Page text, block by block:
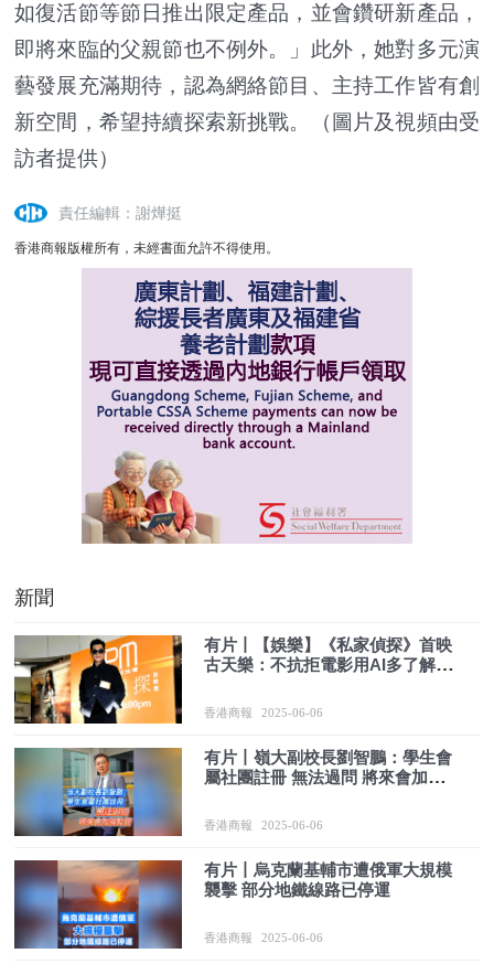
如復活節等節日推出限定產品，並會鑽研新產品，
即將來臨的父親節也不例外。」此外，她對多元演
藝發展充滿期待，認為網絡節目、主持工作皆有創
新空間，希望持續探索新挑戰。（圖片及視頻由受
訪者提供）
責任編輯：謝燁挺
香港商報版權所有，未經書面允許不得使用。
新聞
有片丨【娛樂】《私家偵探》首映
古天樂：不抗拒電影用AI多了解加
香港商報 2025-06-06
有片丨嶺大副校長劉智鵬：學生會
屬社團註冊 無法過問 將來會加強
香港商報 2025-06-06
有片丨烏克蘭基輔市遭俄軍大規模
襲擊 部分地鐵線路已停運
香港商報 2025-06-06